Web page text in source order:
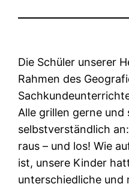
Die Schüler unserer
Rahmen des
Alle grillen gerne und
selbstverständlich
raus – und los! Wie
ist, unsere Kinder
unterschiedliche und